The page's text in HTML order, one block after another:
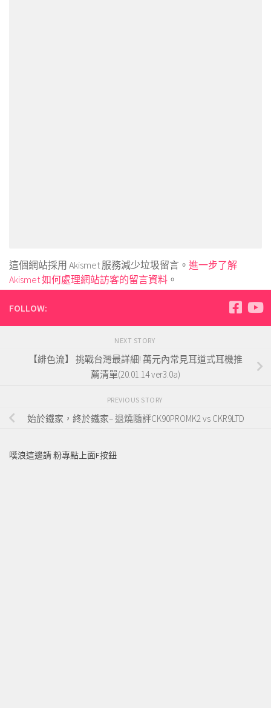
這個網站採用 Akismet 服務減少垃圾留言。 進一步了解
Akismet 如何處理網站訪客的留言資料 。
FOLLOW:
NEXT STORY
【緋色流】 挑戰台灣最詳細! 萬元內常見耳道式耳機推
薦清單(20.01.14 ver3.0a)
PREVIOUS STORY
始於鐵家，終於鐵家– 退燒隨評CK90PROMK2 vs CKR9LTD
噗浪這邊請 粉專點上面F按鈕